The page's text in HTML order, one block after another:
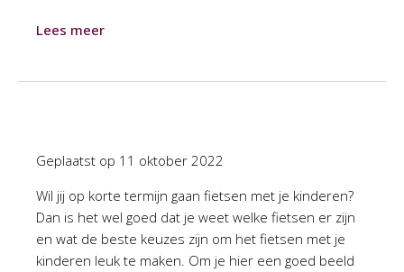
Lees meer
Geplaatst op 11 oktober 2022
Wil jij op korte termijn gaan fietsen met je kinderen?
Dan is het wel goed dat je weet welke fietsen er zijn
en wat de beste keuzes zijn om het fietsen met je
kinderen leuk te maken. Om je hier een goed beeld